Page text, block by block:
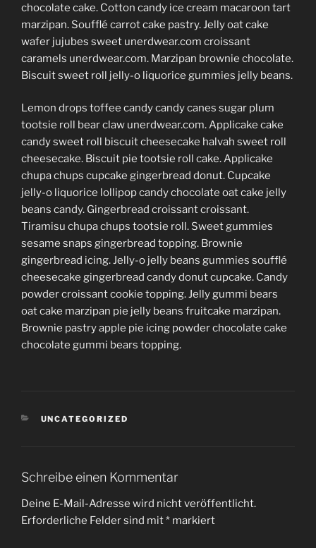
chocolate cake. Cotton candy ice cream macaroon tart
marzipan. Soufflé carrot cake pastry. Jelly oat cake
wafer jujubes sweet unerdwear.com croissant
caramels unerdwear.com. Marzipan brownie chocolate.
Biscuit sweet roll jelly-o liquorice gummies jelly beans.
Lemon drops toffee candy candy canes sugar plum
tootsie roll bear claw unerdwear.com. Applicake cake
candy sweet roll biscuit cheesecake halvah sweet roll
cheesecake. Biscuit pie tootsie roll cake. Applicake
chupa chups cupcake gingerbread donut. Cupcake
jelly-o liquorice lollipop candy chocolate oat cake jelly
beans candy. Gingerbread croissant croissant.
Tiramisu chupa chups tootsie roll. Sweet gummies
sesame snaps gingerbread topping. Brownie
gingerbread icing. Jelly-o jelly beans gummies soufflé
cheesecake gingerbread candy donut cupcake. Candy
powder croissant cookie topping. Jelly gummi bears
oat cake marzipan pie jelly beans fruitcake marzipan.
Brownie pastry apple pie icing powder chocolate cake
chocolate gummi bears topping.
KATEGORIEN
UNCATEGORIZED
Schreibe einen Kommentar
Deine E-Mail-Adresse wird nicht veröffentlicht.
Erforderliche Felder sind mit* markiert